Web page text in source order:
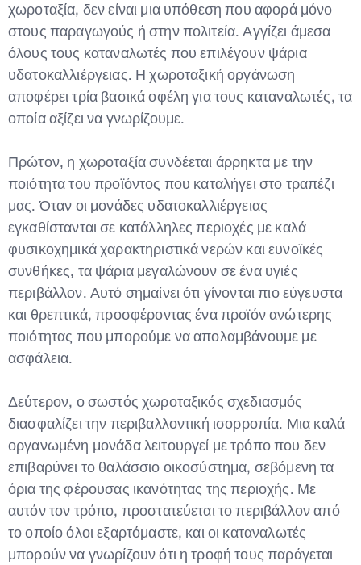
χωροταξία, δεν είναι μια υπόθεση που αφορά μόνο
στους παραγωγούς ή στην πολιτεία. Αγγίζει άμεσα
όλους τους καταναλωτές που επιλέγουν ψάρια
υδατοκαλλιέργειας. Η χωροταξική οργάνωση
αποφέρει τρία βασικά οφέλη για τους καταναλωτές, τα
οποία αξίζει να γνωρίζουμε.
Πρώτον, η χωροταξία συνδέεται άρρηκτα με την
ποιότητα του προϊόντος που καταλήγει στο τραπέζι
μας. Όταν οι μονάδες υδατοκαλλιέργειας
εγκαθίστανται σε κατάλληλες περιοχές με καλά
φυσικοχημικά χαρακτηριστικά νερών και ευνοϊκές
συνθήκες, τα ψάρια μεγαλώνουν σε ένα υγιές
περιβάλλον. Αυτό σημαίνει ότι γίνονται πιο εύγευστα
και θρεπτικά, προσφέροντας ένα προϊόν ανώτερης
ποιότητας που μπορούμε να απολαμβάνουμε με
ασφάλεια.
Δεύτερον, ο σωστός χωροταξικός σχεδιασμός
διασφαλίζει την περιβαλλοντική ισορροπία. Μια καλά
οργανωμένη μονάδα λειτουργεί με τρόπο που δεν
επιβαρύνει το θαλάσσιο οικοσύστημα, σεβόμενη τα
όρια της φέρουσας ικανότητας της περιοχής. Με
αυτόν τον τρόπο, προστατεύεται το περιβάλλον από
το οποίο όλοι εξαρτόμαστε, και οι καταναλωτές
μπορούν να γνωρίζουν ότι η τροφή τους παράγεται